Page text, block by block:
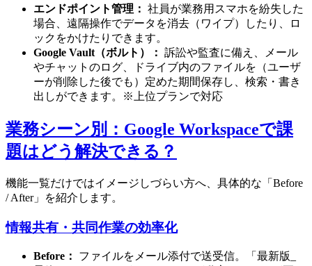
エンドポイント管理： 社員が業務用スマホを紛失した
場合、遠隔操作でデータを消去（ワイプ）したり、ロ
ックをかけたりできます。
Google Vault（ボルト）： 訴訟や監査に備え、メール
やチャットのログ、ドライブ内のファイルを（ユーザ
ーが削除した後でも）定めた期間保存し、検索・書き
出しができます。※上位プランで対応
業務シーン別：Google Workspaceで課
題はどう解決できる？
機能一覧だけではイメージしづらい方へ、具体的な「Before
/ After」を紹介します。
情報共有・共同作業の効率化
Before：
ファイルをメール添付で送受信。「最新版_